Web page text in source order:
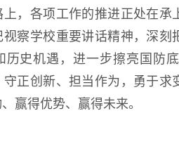
上，各项工作的推进正处在
视察学校重要讲话精神，深
历史机遇，进一步擦亮国防
守正创新、担当作为，勇于
赢得优势、赢得未来。